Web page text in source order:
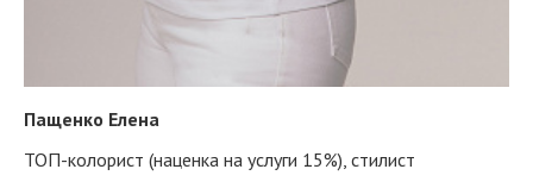
Пащенко Елена
ТОП-колорист (наценка на услуги 15%), стилист